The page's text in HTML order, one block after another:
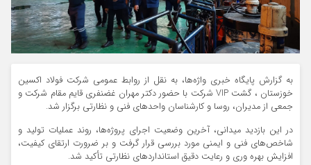
به گزارش پایگاه خبری واژه‌ها، به نقل از روابط‌ عمومی شرکت فولاد اکسین
خوزستان ، گشت VIP شرکت با حضور دکتر مهران غضنفری قایم‌ مقام شرکت و
جمعی از مدیران، روسا و کارشناسان واحدهای فنی و نظارتی برگزار شد.
در این بازدید میدانی، آخرین وضعیت اجرای پروژه‌ها، روند عملیات تولید و
شاخص‌های فنی و ایمنی مورد بررسی قرار گرفت و بر ضرورت ارتقای کیفیت،
افزایش بهره‌ وری و رعایت دقیق استانداردهای نظارتی تأکید شد.